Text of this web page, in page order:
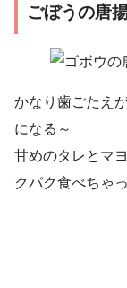
ごぼうの唐
かなり歯ごたえ
になる～
甘めのタレとマ
クパク食べちゃっ